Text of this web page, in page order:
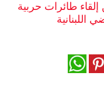
وموسيقى
إلقاء طائرات حربية
اللبنانية